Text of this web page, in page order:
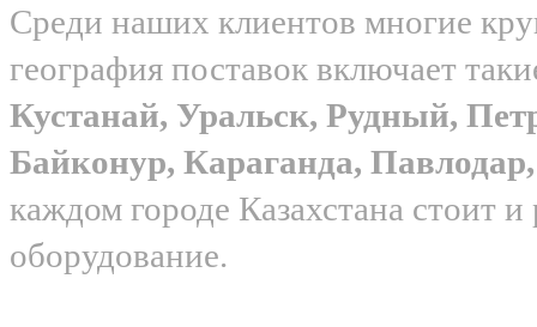
Среди наших клиентов многие
география поставок включает
Кустанай, Уральск, Рудный,
Байконур, Караганда,
каждом городе Казахстана стоит
оборудование.